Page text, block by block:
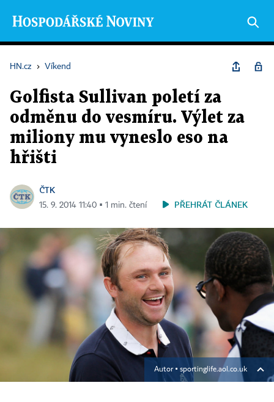
HN.cz › Víkend
Golfista Sullivan poletí za
odměnu do vesmíru. Výlet za
miliony mu vyneslo eso na
hřišti
ČTK
15. 9. 2014 11:40 ▪ 1 min. čtení PŘEHRÁT ČLÁNEK
Autor ▪ sportinglife.aol.co.uk